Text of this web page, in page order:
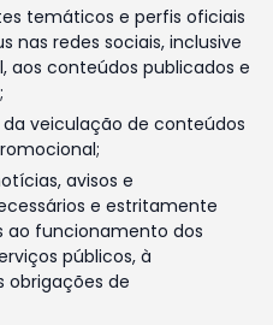
temáticos e perfis oficiais
nas redes sociais, inclusive
aos conteúdos publicados e
veiculação de conteúdos
avisos e
e estritamente
ao funcionamento dos
públicos, à
obrigações de